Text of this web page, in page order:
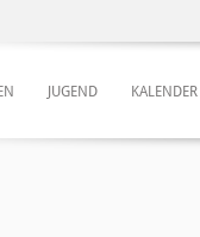
JUGEND KALENDER